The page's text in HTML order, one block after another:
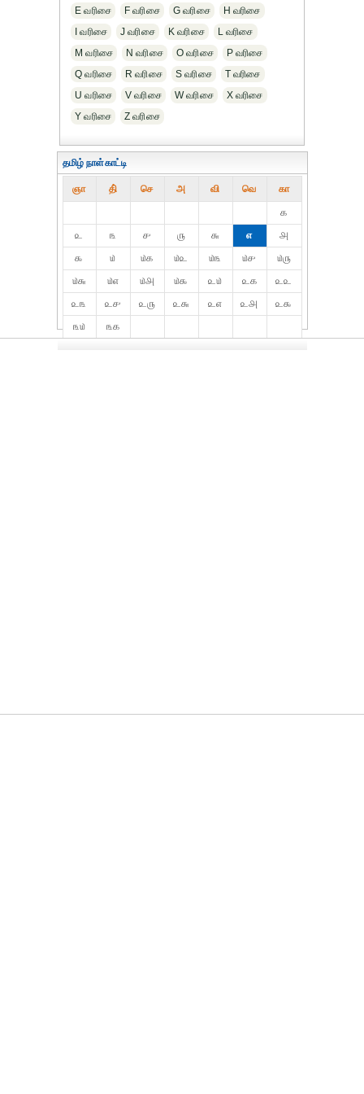
E வரிசை F வரிசை G வரிசை
H வரிசை
I வரிசை
J வரிசை K வரிசை
L வரிசை
M வரிசை
N வரிசை O வரிசை
P வரிசை
Q வரிசை
R வரிசை S வரிசை
T வரிசை
U வரிசை
V வரிசை W வரிசை
X வரிசை
Y வரிசை
Z வரிசை
தமிழ் நாள்காட்டி
ஞா தி் செ அ வி வெ கா
௧
௨
௩ ௪ ௫ ௬ ௭
௮
௯
௰ ௰௧ ௰௨ ௰௩ ௰௪
௰௫
௰௬
௰௭ ௰௮ ௰௯ ௨௰ ௨௧
௨௨
௨௩
௨௪ ௨௫ ௨௬ ௨௭ ௨௮
௨௯
௩௰
௩௧